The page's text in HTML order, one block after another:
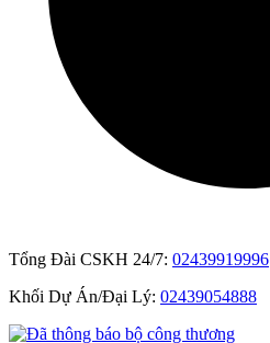
Tổng Đài CSKH 24/7: 02439919996
Khối Dự Án/Đại Lý: 02439054888